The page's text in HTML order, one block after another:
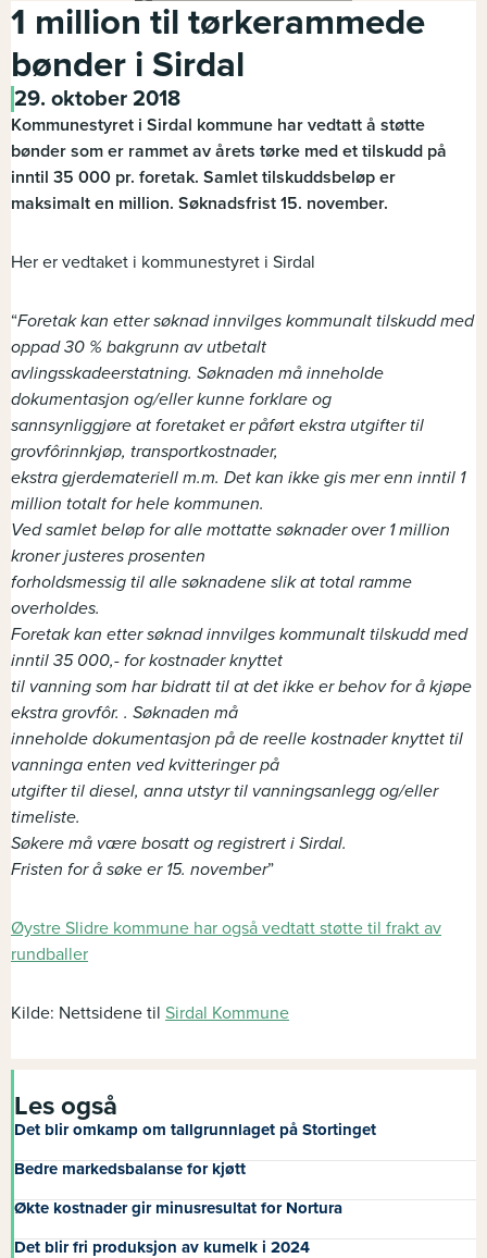
1 million til tørkerammede
bønder i Sirdal
29. oktober 2018
Kommunestyret i Sirdal kommune har vedtatt å støtte
bønder som er rammet av årets tørke med et tilskudd på
inntil 35 000 pr. foretak. Samlet tilskuddsbeløp er
maksimalt en million. Søknadsfrist 15. november.
Her er vedtaket i kommunestyret i Sirdal
“Foretak kan etter søknad innvilges kommunalt tilskudd med
oppad 30 % bakgrunn av utbetalt
avlingsskadeerstatning. Søknaden må inneholde
dokumentasjon og/eller kunne forklare og
sannsynliggjøre at foretaket er påført ekstra utgifter til
grovfôrinnkjøp, transportkostnader,
ekstra gjerdemateriell m.m. Det kan ikke gis mer enn inntil 1
million totalt for hele kommunen.
Ved samlet beløp for alle mottatte søknader over 1 million
kroner justeres prosenten
forholdsmessig til alle søknadene slik at total ramme
overholdes.
Foretak kan etter søknad innvilges kommunalt tilskudd med
inntil 35 000,- for kostnader knyttet
til vanning som har bidratt til at det ikke er behov for å kjøpe
ekstra grovfôr. . Søknaden må
inneholde dokumentasjon på de reelle kostnader knyttet til
vanninga enten ved kvitteringer på
utgifter til diesel, anna utstyr til vanningsanlegg og/eller
timeliste.
Søkere må være bosatt og registrert i Sirdal.
Fristen for å søke er 15. november”
Øystre Slidre kommune har også vedtatt støtte til frakt av
rundballer
Kilde: Nettsidene til Sirdal Kommune
Les også
Det blir omkamp om tallgrunnlaget på Stortinget
Bedre markedsbalanse for kjøtt
Økte kostnader gir minusresultat for Nortura
Det blir fri produksjon av kumelk i 2024